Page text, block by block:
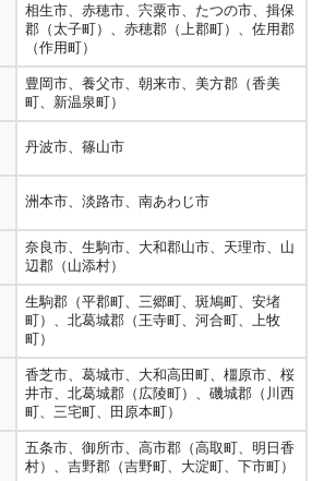
相生市、赤穂市、宍粟市、たつの市、揖保
郡（太子町）、赤穂郡（上郡町）、佐用郡
（作用町）
豊岡市、養父市、朝来市、美方郡（香美
町、新温泉町）
丹波市、篠山市
洲本市、淡路市、南あわじ市
奈良市、生駒市、大和郡山市、天理市、山
辺郡（山添村）
生駒郡（平郡町、三郷町、斑鳩町、安堵
町）、北葛城郡（王寺町、河合町、上牧
町）
香芝市、葛城市、大和高田町、橿原市、桜
井市、北葛城郡（広陵町）、磯城郡（川西
町、三宅町、田原本町）
五条市、御所市、高市郡（高取町、明日香
村）、吉野郡（吉野町、大淀町、下市町）